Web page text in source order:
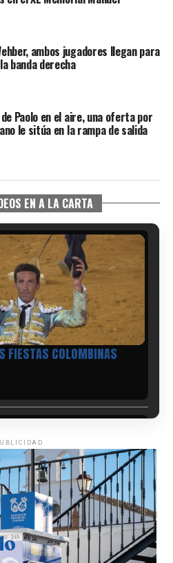
ambos jugadores llegan para
banda derecha
Paolo en el aire, una oferta por
le sitúa en la rampa de salida
EN A LA CARTA
COLOMBINAS 2026
FIESTAS COLOMBINAS